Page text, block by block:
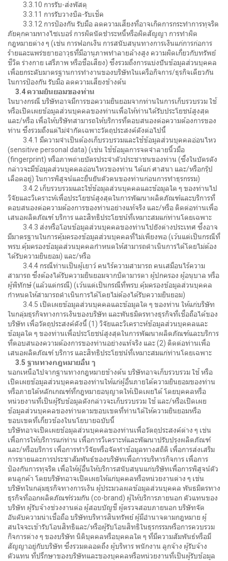
3.3.10 การรับ-ส่งพัสดุ
3.3.11 การรับวางบิล-รับเช็ค
3.3.12 การป้องกัน รับมือ ลดความเสี่ยงที่อาจเกิดการกระทำการทุจริต
ภัยคุกคามทางไซเบอร์ การผิดนัดชำระหนี้หรือผิดสัญญา การทำผิด
กฎหมายต่าง ๆ (เช่น การฟอกเงิน การสนับสนุนทางการเงินแก่การก่อการ
ร้ายและแพร่ขยายอาวุธที่มีอานุภาพทำลายล้างสูง ความผิดเกี่ยวกับทรัพย์
ชีวิต ร่างกาย เสรีภาพ หรือชื่อเสียง) ซึ่งรวมถึงการแบ่งปันข้อมูลส่วนบุคคล
เพื่อยกระดับมาตรฐานการทำงานของบริษัทในเครือกิจการ/ธุรกิจเดียวกัน
ในการป้องกัน รับมือ ลดความเสี่ยงข้างต้น
3.4 ความยินยอมของท่าน
ในบางกรณี บริษัทอาจมีการขอความยินยอมจากท่านในการเก็บรวบรวม ใช้
หรือเปิดเผยข้อมูลส่วนบุคคลของท่านเพื่อให้ท่านได้รับประโยชน์สูงสุด
และ/หรือ เพื่อให้บริษัทสามารถให้บริการที่ตอบสนองต่อความต้องการของ
ท่าน ซึ่งรวมถึงแต่ไม่จำกัดเฉพาะวัตถุประสงค์ดังต่อไปนี้
3.4.1 มีความจำเป็นต้องเก็บรวบรวมและใช้ข้อมูลส่วนบุคคลอ่อนไหว
(sensitive personal data) (เช่น ใช้ข้อมูลการจดจำลายนิ้วมือ
(fingerprint) หรือภาพถ่ายบัตรประจำตัวประชาชนของท่าน (ซึ่งในบัตรดัง
กล่าวจะมีข้อมูลส่วนบุคคลอ่อนไหวของท่าน ได้แก่ ศาสนา และ/หรือกรุ๊ป
เลือดอยู่) ในการพิสูจน์และยืนยันตัวตนของท่านก่อนการทำธุรกรรม)
3.4.2 เก็บรวบรวมและใช้ข้อมูลส่วนบุคคลและข้อมูลใด ๆ ของท่านไป
วิจัยและวิเคราะห์เพื่อประโยชน์สูงสุดในการพัฒนาผลิตภัณฑ์และบริการที่
ตอบสนองต่อความต้องการของท่านอย่างแท้จริง และ/หรือ ติดต่อท่านเพื่อ
เสนอผลิตภัณฑ์ บริการ และสิทธิประโยชน์ที่เหมาะสมแก่ท่านโดยเฉพาะ
3.4.3 ส่งหรือโอนข้อมูลส่วนบุคคลของท่านไปยังต่างประเทศ ซึ่งอาจ
มีมาตรฐานในการคุ้มครองข้อมูลส่วนบุคคลที่ไม่เพียงพอ (เว้นแต่เป็นกรณีที่
พรบ.คุ้มครองข้อมูลส่วนบุคคลกำหนดให้สามารถดำเนินการได้โดยไม่ต้อง
ได้รับความยินยอม) และ/หรือ
3.4.4 กรณีท่านเป็นผู้เยาว์ คนไร้ความสามารถ คนเสมือนไร้ความ
สามารถ ซึ่งต้องได้รับความยินยอมจากบิดามารดา ผู้ปกครอง ผู้อนุบาล หรือ
ผู้พิทักษ์ (แล้วแต่กรณี) (เว้นแต่เป็นกรณีที่พรบ.คุ้มครองข้อมูลส่วนบุคคล
กำหนดให้สามารถดำเนินการได้โดยไม่ต้องได้รับความยินยอม)
3.4.5 เปิดเผยข้อมูลส่วนบุคคลและข้อมูลใด ๆ ของท่าน ให้แก่บริษัท
ในกลุ่มธุรกิจทางการเงินของบริษัท และพันธมิตรทางธุรกิจที่เชื่อถือได้ของ
บริษัท เพื่อวัตถุประสงค์ดังนี้ (1) วิจัยและวิเคราะห์ข้อมูลส่วนบุคคลและ
ข้อมูลใด ๆ ของท่านเพื่อประโยชน์สูงสุดในการพัฒนาผลิตภัณฑ์และบริการ
ที่ตอบสนองความต้องการของท่านอย่างแท้จริง และ (2) ติดต่อท่านเพื่อ
เสนอผลิตภัณฑ์ บริการ และสิทธิประโยชน์ที่เหมาะสมแก่ท่านโดยเฉพาะ
3.5 ฐานทางกฎหมายอื่น ๆ
นอกเหนือไปจากฐานทางกฎหมายข้างต้น บริษัทอาจเก็บรวบรวม ใช้ หรือ
เปิดเผยข้อมูลส่วนบุคคลของท่านให้แก่ผู้อื่นภายใต้ความยินยอมของท่าน
หรือภายใต้หลักเกณฑ์ที่กฎหมายอนุญาตให้เปิดเผยได้ โดยบุคคลหรือ
หน่วยงานที่เป็นผู้รับข้อมูลดังกล่าวจะเก็บรวบรวม ใช้ และ/หรือเปิดเผย
ข้อมูลส่วนบุคคลของท่านตามขอบเขตที่ท่านได้ให้ความยินยอมหรือ
ขอบเขตที่เกี่ยวข้องในนโยบายฉบับนี้
บริษัทอาจเปิดเผยข้อมูลส่วนบุคคลของท่านเพื่อวัตถุประสงค์ต่าง ๆ เช่น
เพื่อการให้บริการแก่ท่าน เพื่อการวิเคราะห์และพัฒนาปรับปรุงผลิตภัณฑ์
และ/หรือบริการ เพื่อการทำวิจัยหรือจัดทำข้อมูลทางสถิติ เพื่อการส่งเสริม
การขายและการประชาสัมพันธ์ของบริษัทเพื่อการบริหารกิจการ เพื่อการ
ป้องกันการทุจริต เพื่อให้ผู้อื่นให้บริการสนับสนุนแก่บริษัทเพื่อการพิสูจน์ตัว
ตนลูกค้า โดยบริษัทอาจเปิดเผยให้แก่บุคคลหรือหน่วยงานต่าง ๆ เช่น
บริษัทในกลุ่มธุรกิจทางการเงิน ผู้ประมวลผลข้อมูลส่วนบุคคล พันธมิตรทาง
ธุรกิจที่ออกผลิตภัณฑ์ร่วมกัน (co-brand) ผู้ให้บริการภายนอก ตัวแทนของ
บริษัท ผู้รับจ้างช่วงงานต่อ ผู้สอบบัญชี ผู้ตรวจสอบภายนอก บริษัทจัด
อันดับความน่าเชื่อถือ บริษัทบริหารสินทรัพย์ ผู้มีอำนาจตามกฎหมาย ผู้
สนใจจะเข้ารับโอนสิทธิและ/หรือผู้รับโอนสิทธิในธุรกรรมหรือการควบรวม
กิจการต่าง ๆ ของบริษัท นิติบุคคลหรือบุคคลใด ๆ ที่มีความสัมพันธ์หรือมี
สัญญาอยู่กับบริษัท ซึ่งรวมตลอดถึง ผู้บริหาร พนักงาน ลูกจ้าง ผู้รับจ้าง
ตัวแทน ที่ปรึกษาของบริษัทและของบุคคลหรือหน่วยงานที่เป็นผู้รับข้อมูล